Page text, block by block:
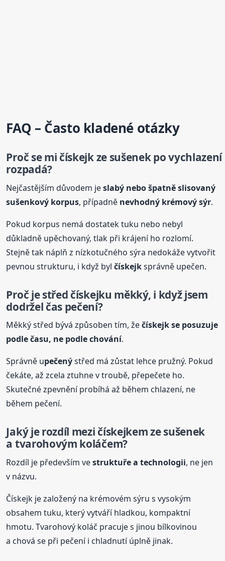
FAQ – Často kladené otázky
Proč se mi čískejkze sušenek po vychlazení
rozpadá?
Nejčastějším důvodem jeslabý nebo špatně slisovaný
sušenkový korpus, případně nevhodný krémový sýr.
Pokud korpus nemá dostatek tuku nebo nebyl
důkladně upěchovaný, tlak při krájení ho rozlomí.
Stejně tak náplň z nízkotučného sýra nedokáže vytvořit
pevnou strukturu, i když bylčískejksprávně upečen.
Proč je střed čískejku měkký, i když jsem
dodržel čas pečení?
Měkký střed bývá způsoben tím, žečískejkse posuzuje
podle času, ne podle chování.
Správně upečenýstřed má zůstat lehce pružný. Pokud
čekáte, až zcela ztuhne v troubě, přepečete ho.
Skutečné zpevnění probíhá až během chlazení, ne
během pečení.
Jaký je rozdíl mezi čískejkem ze sušenek
a tvarohovým koláčem?
Rozdíl je především vestruktuře a technologii, ne jen
v názvu.
Čískejk je založený na krémovém sýru s vysokým
obsahem tuku, který vytváří hladkou, kompaktní
hmotu. Tvarohový koláč pracuje s jinou bílkovinou
a chová se při pečení i chladnutí úplně jinak.